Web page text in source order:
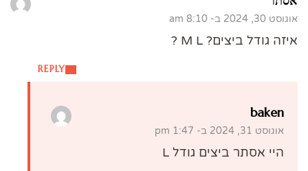
אוגוסט 30, 2024 ב- 8:10 am
REPLY
איזה גודל ביצים? M L ?
baken
אוגוסט 31, 2024 ב- 1:47 pm
היי אסתר ביצים גודל L